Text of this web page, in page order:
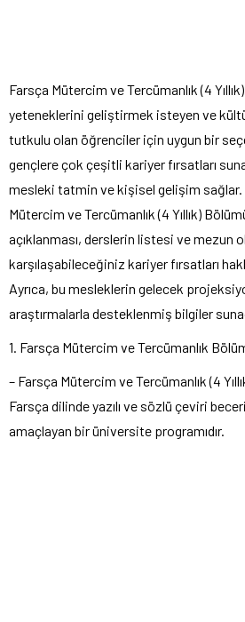
Farsça Mütercim ve Tercümanlık (4
yeteneklerini geliştirmek isteyen ve
tutkulu olan öğrenciler için uygun bir
gençlere çok çeşitli kariyer fırsatları
mesleki tatmin ve kişisel gelişim sağlar.
Mütercim ve Tercümanlık (4 Yıllık)
açıklanması, derslerin listesi ve mezun
karşılaşabileceğiniz kariyer fırsatları
Ayrıca, bu mesleklerin gelecek
araştırmalarla desteklenmiş bilgiler
1. Farsça Mütercim ve Tercümanlık
– Farsça Mütercim ve Tercümanlık (4
Farsça dilinde yazılı ve sözlü çeviri
amaçlayan bir üniversite programıdır.